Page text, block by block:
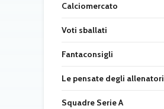
Calciomercato
Voti sballati
Fantaconsigli
Le pensate degli allenatori
Squadre Serie A